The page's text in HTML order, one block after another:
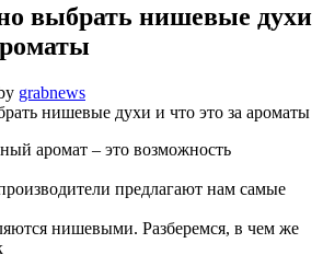
выбрать нишевые духи
grabnews
аромат – это возможность
предлагают нам самые
нишевыми. Разберемся, в чем же